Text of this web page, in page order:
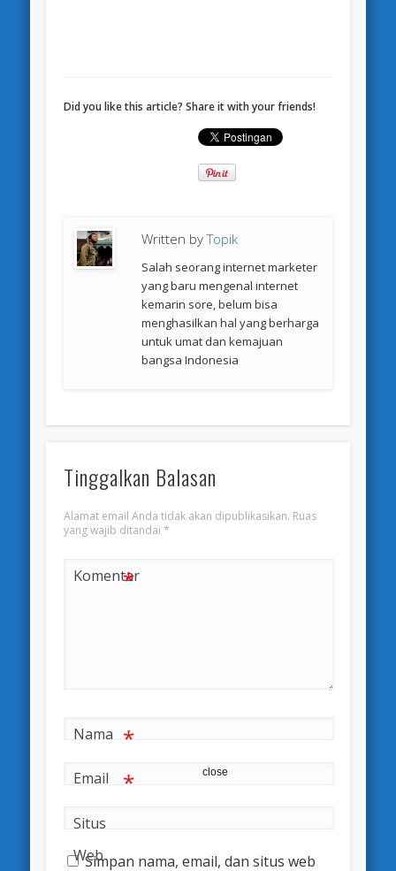
Did you like this article? Share it with your friends!
Written byTopik
Salah seorang internet marketer
yang baru mengenal internet
kemarin sore, belum bisa
menghasilkan hal yang berharga
untuk umat dan kemajuan
bangsa Indonesia
Tinggalkan Balasan
Alamat email Anda tidak akan dipublikasikan. Ruas
yang wajib ditandai *
Komentar
*
Nama *
Email *
Situs
Web
Simpan nama, email, dan situs web
close